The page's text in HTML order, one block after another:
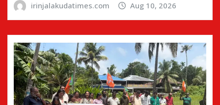
irinjalakudatimes.com Aug 10, 2026